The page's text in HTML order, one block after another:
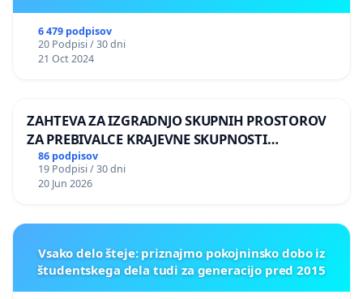
6 479 podpisov
20 Podpisi / 30 dni
21 Oct 2024
ZAHTEVA ZA IZGRADNJO SKUPNIH PROSTOROV
ZA PREBIVALCE KRAJEVNE SKUPNOSTI
PRESTRANEK
86 podpisov
19 Podpisi / 30 dni
20 Jun 2026
Vsako delo šteje: priznajmo pokojninsko dobo iz
študentskega dela tudi za generacijo pred 2015